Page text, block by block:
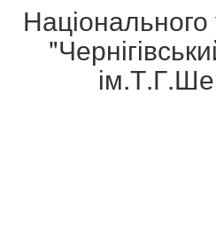
Національного